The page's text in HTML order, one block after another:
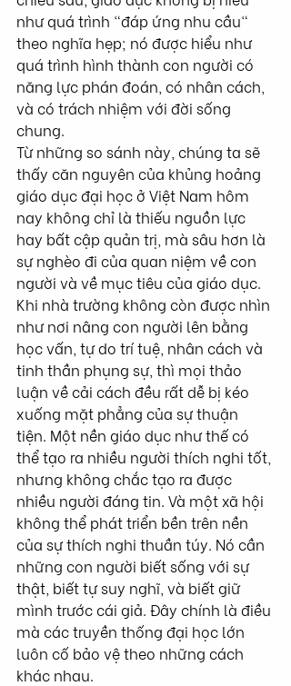
như quá trình "đáp ứng nhu cầu"
theo nghĩa hẹp; nó được hiểu như
quá trình hình thành con người có
năng lực phán đoán, có nhân cách,
và có trách nhiệm với đời sống
chung.
Từ những so sánh này, chúng ta sẽ
thấy căn nguyên của khủng hoảng
giáo dục đại học ở Việt Nam hôm
nay không chỉ là thiếu nguồn lực
hay bất cập quản trị, mà sâu hơn là
sự nghèo đi của quan niệm về con
người và về mục tiêu của giáo dục.
Khi nhà trường không còn được nhìn
như nơi nâng con người lên bằng
học vấn, tự do trí tuệ, nhân cách và
tinh thần phụng sự, thì mọi thảo
luận về cải cách đều rất dễ bị kéo
xuống mặt phẳng của sự thuận
tiện. Một nền giáo dục như thế có
thể tạo ra nhiều người thích nghi tốt,
nhưng không chắc tạo ra được
nhiều người đáng tin. Và một xã hội
không thể phát triển bền trên nền
của sự thích nghi thuần túy. Nó cần
những con người biết sống với sự
thật, biết tự suy nghĩ, và biết giữ
mình trước cái giả. Đây chính là điều
mà các truyền thống đại học lớn
luôn cố bảo vệ theo những cách
khác nhau.